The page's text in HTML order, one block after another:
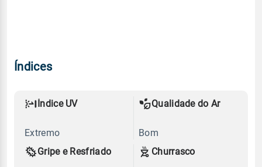
Índices
Índice UV
Extremo
Qualidade do Ar
Bom
Gripe e Resfriado
Churrasco